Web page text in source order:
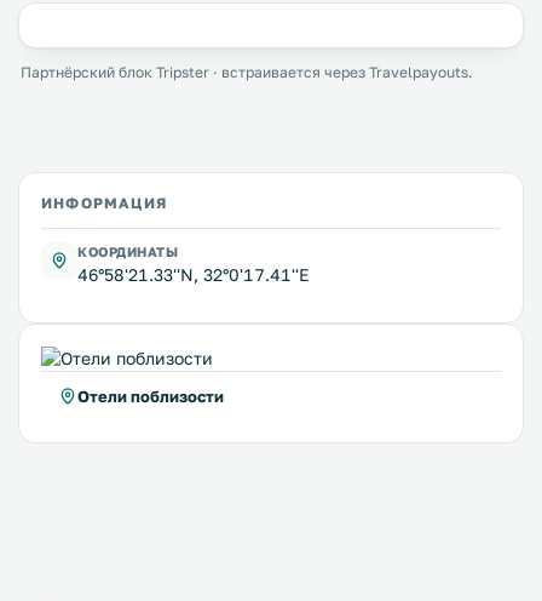
Партнёрский блок Tripster · встраивается через Travelpayouts.
ИНФОРМАЦИЯ
КООРДИНАТЫ
46°58'21.33''N, 32°0'17.41''E
Отели поблизости